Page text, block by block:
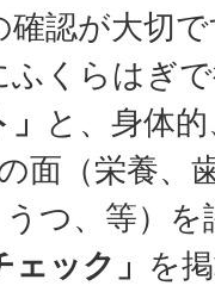
認が大切
ふくらはぎ
と、身体
面（栄養、
つ、等）
ェック」 を